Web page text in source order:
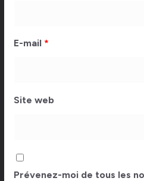
E-mail *
Site web
Prévenez-moi de tous les